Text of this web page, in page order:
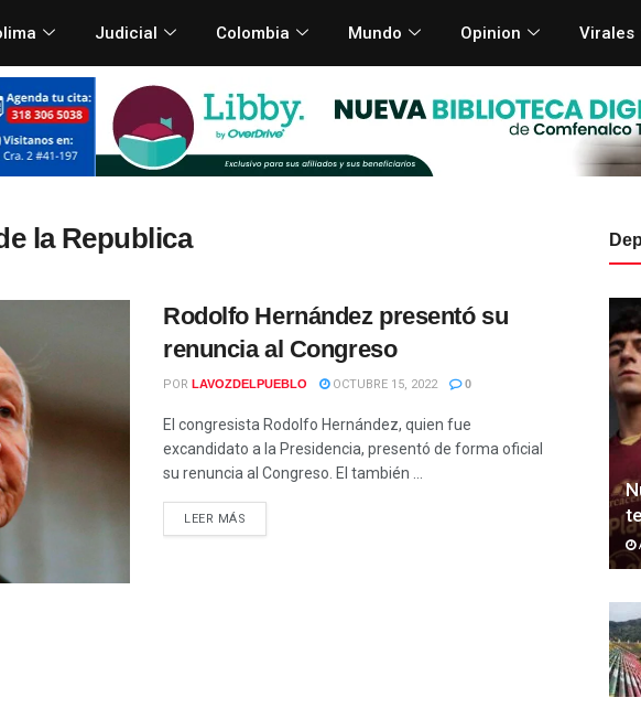
Judicial Colombia Mundo Opinion Virales
la Republica
Rodolfo Hernández presentó su
renuncia al Congreso
POR LAVOZDELPUEBLO OCTUBRE 15, 2022 0
El congresista Rodolfo Hernández, quien fue
excandidato a la Presidencia, presentó de forma oficial
su renuncia al Congreso. El también ...
LEER MÁS